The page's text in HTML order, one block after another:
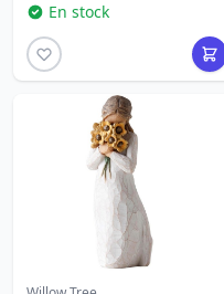
En stock